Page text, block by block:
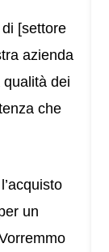
[settore
azienda
dei
che
un